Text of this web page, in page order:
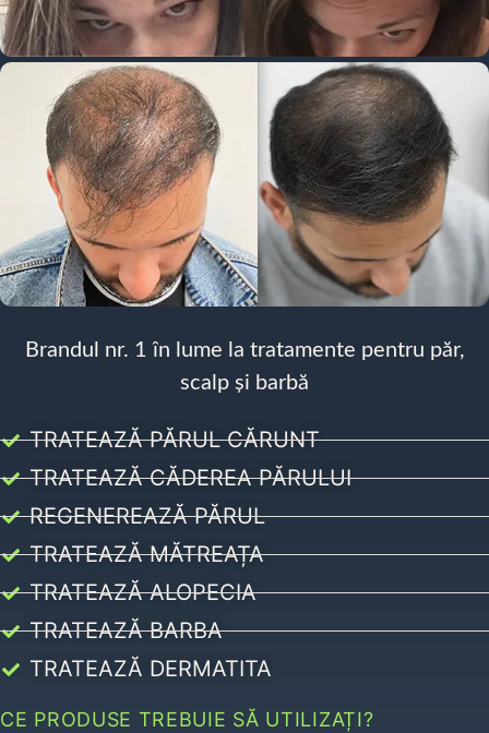
Brandul nr. 1 în lume la tratamente pentru păr,
scalp și barbă
TRATEAZĂ PĂRUL CĂRUNT
TRATEAZĂ CĂDEREA PĂRULUI
REGENEREAZĂ PĂRUL
TRATEAZĂ MĂTREAȚA
TRATEAZĂ ALOPECIA
TRATEAZĂ BARBA
TRATEAZĂ DERMATITA
CE PRODUSE TREBUIE SĂ UTILIZAȚI?